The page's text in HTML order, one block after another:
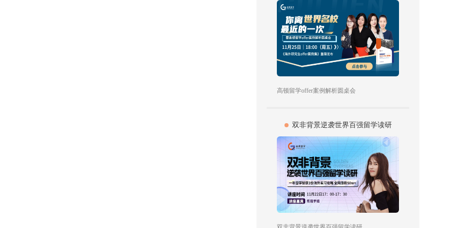
高顿留学offer案例解析圆桌会
双非背景逆袭世界百强留学读研